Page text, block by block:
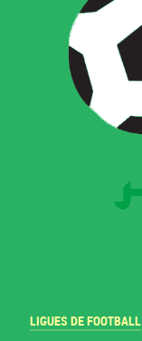
LIGUES DE FOOTBALL